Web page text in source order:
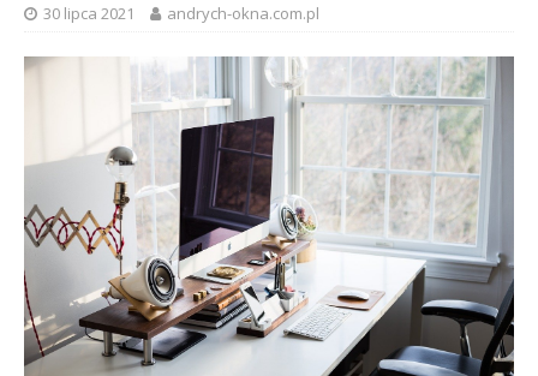
30 lipca 2021 andrych-okna.com.pl